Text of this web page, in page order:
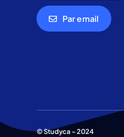
Par email
© Studyca – 2024